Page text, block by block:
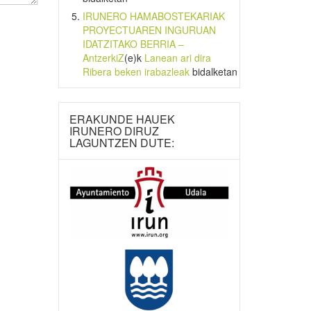
IRUNERO HAMABOSTEKARIAK
PROYECTUAREN INGURUAN
IDATZITAKO BERRIA –
AntzerkiZ(e)k Lanean ari dira
Ribera beken irabazleakbidalketan
ERAKUNDE HAUEK
IRUNERO DIRUZ
LAGUNTZEN DUTE: